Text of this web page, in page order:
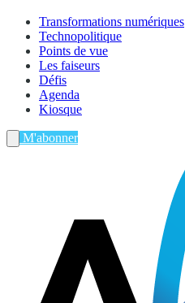
Transformations numériques
Technopolitique
Points de vue
Les faiseurs
Défis
Agenda
Kiosque
M'abonner